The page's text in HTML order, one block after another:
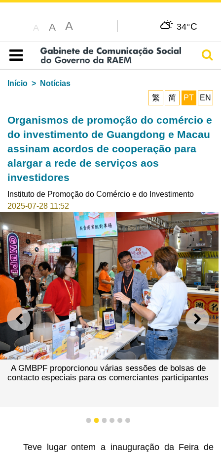
A A A 34°C
Índice
Início
Notícias
繁
简 PT EN
Organismos de promoção do comércio e
do investimento de Guangdong e Macau
assinam acordos de cooperação para
alargar a rede de serviços aos
investidores
Instituto de Promoção do Comércio e do Investimento
2025-07-28 11:52
ANTERIOR
A GMBPF proporcionou várias sessões de bolsas de
contacto especiais para os comerciantes participantes
1 2 3 4 5 6
Teve lugar ontem a inauguração da Feira de